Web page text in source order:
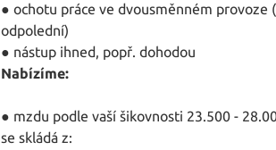
● ochotu práce ve dvousměnném provoze
odpolední)
● nástup ihned, popř. dohodou
Nabízíme:
● mzdu podle vaší šikovnosti 23.500 -
se skládá z: